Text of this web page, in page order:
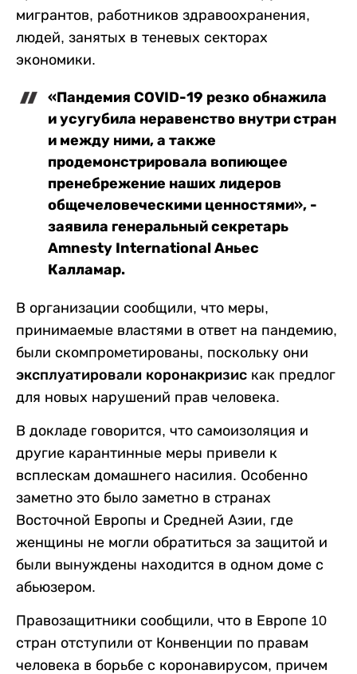
мигрантов, работников здравоохранения,
людей, занятых в теневых секторах
экономики.
«Пандемия COVID-19 резко обнажила
и усугубила неравенство внутри стран
и между ними, а также
продемонстрировала вопиющее
пренебрежение наших лидеров
общечеловеческими ценностями», -
заявила генеральный секретарь
Amnesty International Аньес
Калламар.
В организации сообщили, что меры,
принимаемые властями в ответ на пандемию,
были скомпрометированы, поскольку они
эксплуатировали коронакризис как предлог
для новых нарушений прав человека.
В докладе говорится, что самоизоляция и
другие карантинные меры привели к
всплескам домашнего насилия. Особенно
заметно это было заметно в странах
Восточной Европы и Средней Азии, где
женщины не могли обратиться за защитой и
были вынуждены находится в одном доме с
абьюзером.
Правозащитники сообщили, что в Европе 10
стран отступили от Конвенции по правам
человека в борьбе с коронавирусом, причем